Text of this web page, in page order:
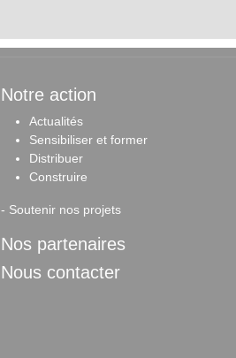
Notre action
Actualités
Sensibiliser et former
Distribuer
Construire
- Soutenir nos projets
Nos partenaires
Nous contacter